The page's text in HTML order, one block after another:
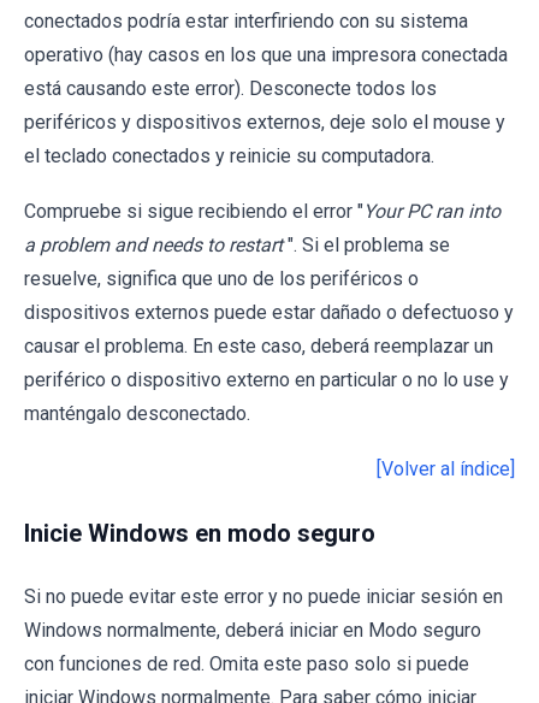
conectados podría estar interfiriendo con su sistema
operativo (hay casos en los que una impresora conectada
está causando este error). Desconecte todos los
periféricos y dispositivos externos, deje solo el mouse y
el teclado conectados y reinicie su computadora.
Compruebe si sigue recibiendo el error "Your PC ran into
a problem and needs to restart ". Si el problema se
resuelve, significa que uno de los periféricos o
dispositivos externos puede estar dañado o defectuoso y
causar el problema. En este caso, deberá reemplazar un
periférico o dispositivo externo en particular o no lo use y
manténgalo desconectado.
[Volver al índice]
Inicie Windows en modo seguro
Si no puede evitar este error y no puede iniciar sesión en
Windows normalmente, deberá iniciar en Modo seguro
con funciones de red. Omita este paso solo si puede
iniciar Windows normalmente. Para saber cómo iniciar